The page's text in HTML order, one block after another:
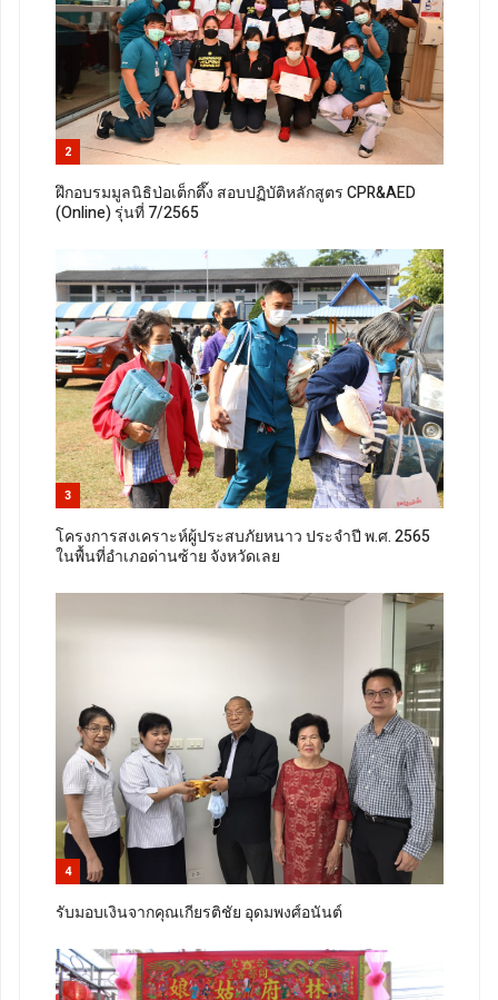
2
ฝึกอบรมมูลนิธิป่อเต็กตึ๊ง สอบปฏิบัติหลักสูตร CPR&AED
(Online) รุ่นที่ 7/2565
3
โครงการสงเคราะห์ผู้ประสบภัยหนาว ประจำปี พ.ศ. 2565
ในพื้นที่อำเภอด่านซ้าย จังหวัดเลย
4
รับมอบเงินจากคุณเกียรติชัย อุดมพงศ์อนันต์